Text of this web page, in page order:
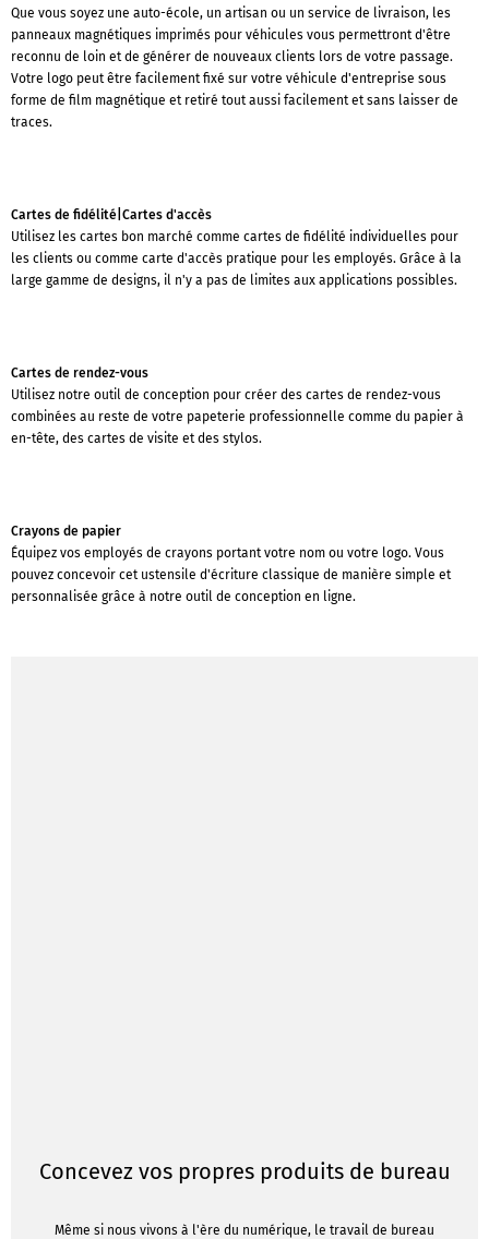
Que vous soyez une auto-école, un artisan ou un service de livraison, les
panneaux magnétiques imprimés pour véhicules vous permettront d'être
reconnu de loin et de générer de nouveaux clients lors de votre passage.
Votre logo peut être facilement fixé sur votre véhicule d'entreprise sous
forme de film magnétique et retiré tout aussi facilement et sans laisser de
traces.
Cartes de fidélité|Cartes d'accès
Utilisez les cartes bon marché comme cartes de fidélité individuelles pour
les clients ou comme carte d'accès pratique pour les employés. Grâce à la
large gamme de designs, il n'y a pas de limites aux applications possibles.
Cartes de rendez-vous
Utilisez notre outil de conception pour créer des cartes de rendez-vous
combinées au reste de votre papeterie professionnelle comme du papier à
en-tête, des cartes de visite et des stylos.
Crayons de papier
Équipez vos employés de crayons portant votre nom ou votre logo. Vous
pouvez concevoir cet ustensile d'écriture classique de manière simple et
personnalisée grâce à notre outil de conception en ligne.
Concevez vos propres produits de bureau
Même si nous vivons à l'ère du numérique, le travail de bureau